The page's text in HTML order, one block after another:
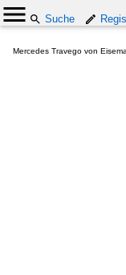
Suche
Mercedes Travego von